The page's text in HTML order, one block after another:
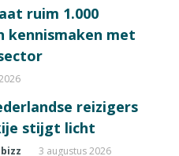
ruim 1.000
kennismaken met
reizigers
stijgt licht
3 augustus 2026